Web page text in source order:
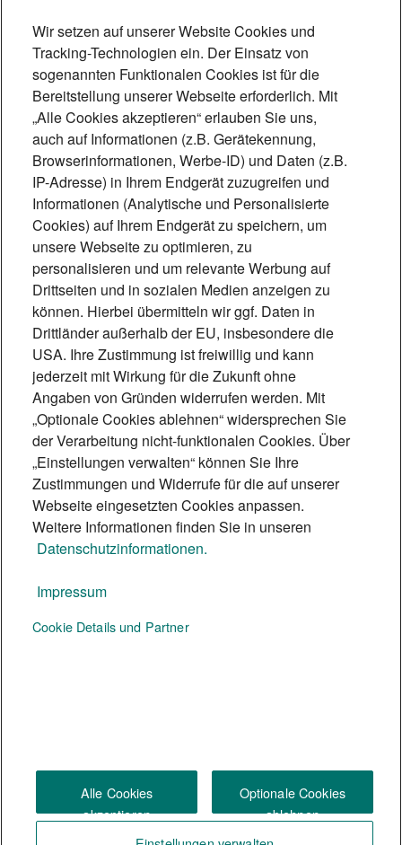
Foto: Mónica Garduño
„Technik, die
Lebensqualität schafft“
Induktive Höranlagen ermöglichen
Menschen mit Hörhilfe eine barrierefreie
Teilhabe. Beschallungsexperte Matthias
Scheffe erklärt, wie die Technik
funktioniert und wie sie für Inklusion
sorgt.
5 Min.
Te:nor Magazin
Wir setzen auf unserer Website Cookies und
Tracking-Technologien ein. Der Einsatz von
sogenannten Funktionalen Cookies ist für die
Bereitstellung unserer Webseite erforderlich. Mit
„Alle Cookies akzeptieren“ erlauben Sie uns,
auch auf Informationen (z.B. Gerätekennung,
Browserinformationen, Werbe-ID) und Daten (z.B.
IP-Adresse) in Ihrem Endgerät zuzugreifen und
Informationen (Analytische und Personalisierte
Cookies) auf Ihrem Endgerät zu speichern, um
unsere Webseite zu optimieren, zu
personalisieren und um relevante Werbung auf
Drittseiten und in sozialen Medien anzeigen zu
können. Hierbei übermitteln wir ggf. Daten in
Drittländer außerhalb der EU, insbesondere die
USA. Ihre Zustimmung ist freiwillig und kann
jederzeit mit Wirkung für die Zukunft ohne
Angaben von Gründen widerrufen werden. Mit
„Optionale Cookies ablehnen“ widersprechen Sie
der Verarbeitung nicht-funktionalen Cookies. Über
„Einstellungen verwalten“ können Sie Ihre
Zustimmungen und Widerrufe für die auf unserer
Webseite eingesetzten Cookies anpassen.
Weitere Informationen finden Sie in unseren
Datenschutzinformationen.
Impressum
Cookie Details und Partner
Alle Cookies
akzeptieren
Optionale Cookies
ablehnen